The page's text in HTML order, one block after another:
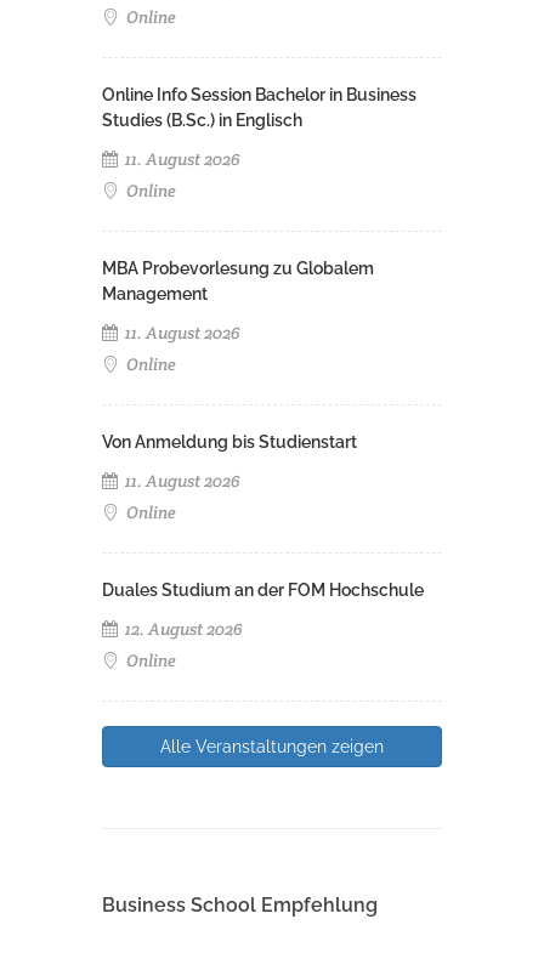
Online
Online Info Session Bachelor in Business
Studies (B.Sc.) in Englisch
11. August 2026
Online
MBA Probevorlesung zu Globalem
Management
11. August 2026
Online
Von Anmeldung bis Studienstart
11. August 2026
Online
Duales Studium an der FOM Hochschule
12. August 2026
Online
Alle Veranstaltungen zeigen
Business School Empfehlung